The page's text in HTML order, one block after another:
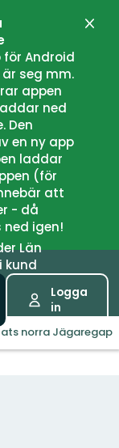
Android
seg mm.
appen
ned
Den
en ny app
laddar
(för
att
- då
igen!
Län
kund
Logga
in
norra Jägaregap